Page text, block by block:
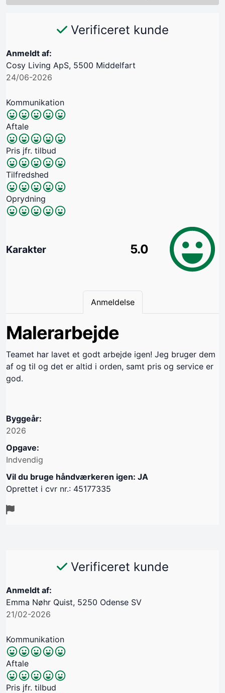
Verificeret kunde
Anmeldt af:
Cosy Living ApS, 5500 Middelfart
24/06-2026
Kommunikation
Aftale
Pris jfr. tilbud
Tilfredshed
Oprydning
Karakter 5.0
Anmeldelse
Malerarbejde
Teamet har lavet et godt arbejde igen! Jeg bruger dem
af og til og det er altid i orden, samt pris og service er
god.
Byggeår:
2026
Opgave:
Indvendig
Vil du bruge håndværkeren igen: JA
Oprettet i cvr nr.: 45177335
Verificeret kunde
Anmeldt af:
Emma Nøhr Quist, 5250 Odense SV
21/02-2026
Kommunikation
Aftale
Pris jfr. tilbud